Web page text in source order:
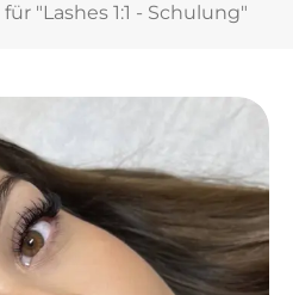
"Lashes 1:1 - Schulung"